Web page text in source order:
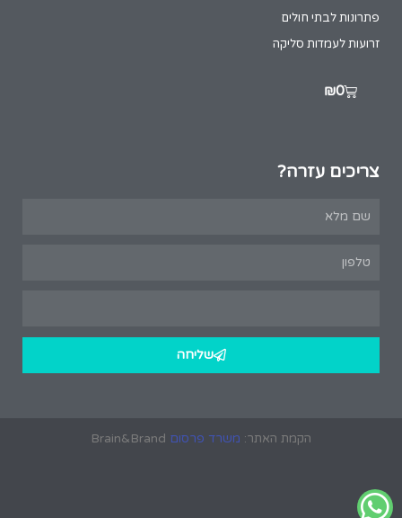
פתרונות לבתי חולים
זרועות לעמדות סליקה
₪0
צריכים עזרה?
שליחה
הקמת האתר: משרד פרסום